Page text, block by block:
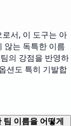
서, 이 도구는 아
않는 독특한 이름
의 강점을 반영하
션도 특히 기발합
이름을 어떻게